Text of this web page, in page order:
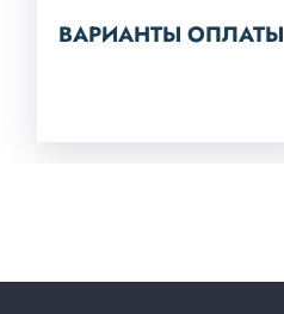
ВАРИАНТЫ ОПЛАТЫ